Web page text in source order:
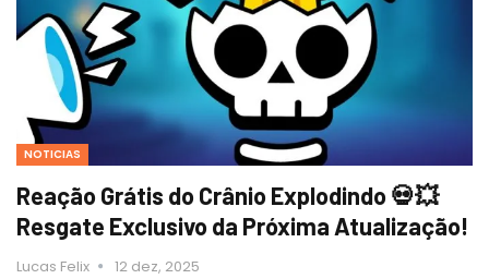
NOTICIAS
Reação Grátis do Crânio Explodindo 💀💥
Resgate Exclusivo da Próxima Atualização!
Lucas Felix 12 dez, 2025